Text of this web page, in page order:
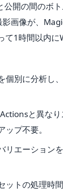
公開の間のボ
画像が、
て1時間以内に
個別に分析し
と異な
ップ不要。
リエーション
ットの処理時